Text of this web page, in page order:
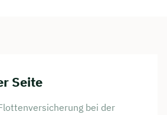
Seite
bei der